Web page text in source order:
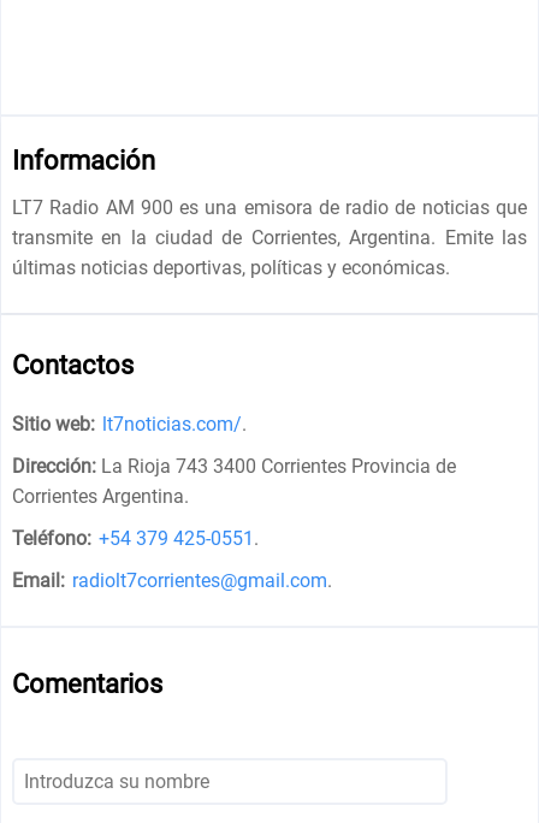
Información
LT7 Radio AM 900 es una emisora de radio de noticias que
transmite en la ciudad de Corrientes, Argentina. Emite las
últimas noticias deportivas, políticas y económicas.
Contactos
Sitio web: lt7noticias.com/.
Dirección: La Rioja 743 3400 Corrientes Provincia de
Corrientes Argentina.
Teléfono: +54 379 425-0551 .
Email: radiolt7corrientes@gmail.com.
Comentarios